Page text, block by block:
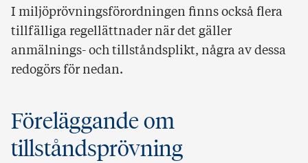
I miljöprövningsförordningen finns också flera
tillfälliga regellättnader när det gäller
anmälnings- och tillståndsplikt, några av dessa
redogörs för nedan.
Föreläggande om
tillståndsprövning